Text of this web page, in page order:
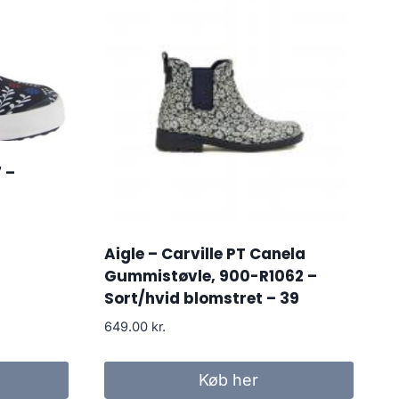
–
Aigle – Carville PT Canela
Gummistøvle, 900-R1062 –
Sort/hvid blomstret – 39
649.00 kr.
Køb her